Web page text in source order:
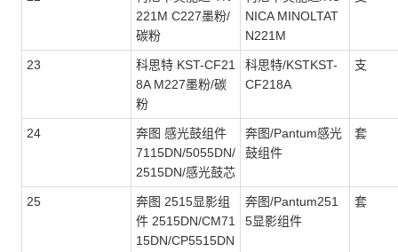
221M C227墨粉/
碳粉
NICA MINOLTAT
N221M
23
科思特 KST-CF21
8A M227墨粉/碳
粉
科思特/KSTKST-
CF218A
支
24
奔图 感光鼓组件
7115DN/5055DN/
2515DN/感光鼓芯
奔图/Pantum感光
鼓组件
套
25
奔图 2515显影组
件 2515DN/CM71
15DN/CP5515DN
奔图/Pantum251
5显影组件
套